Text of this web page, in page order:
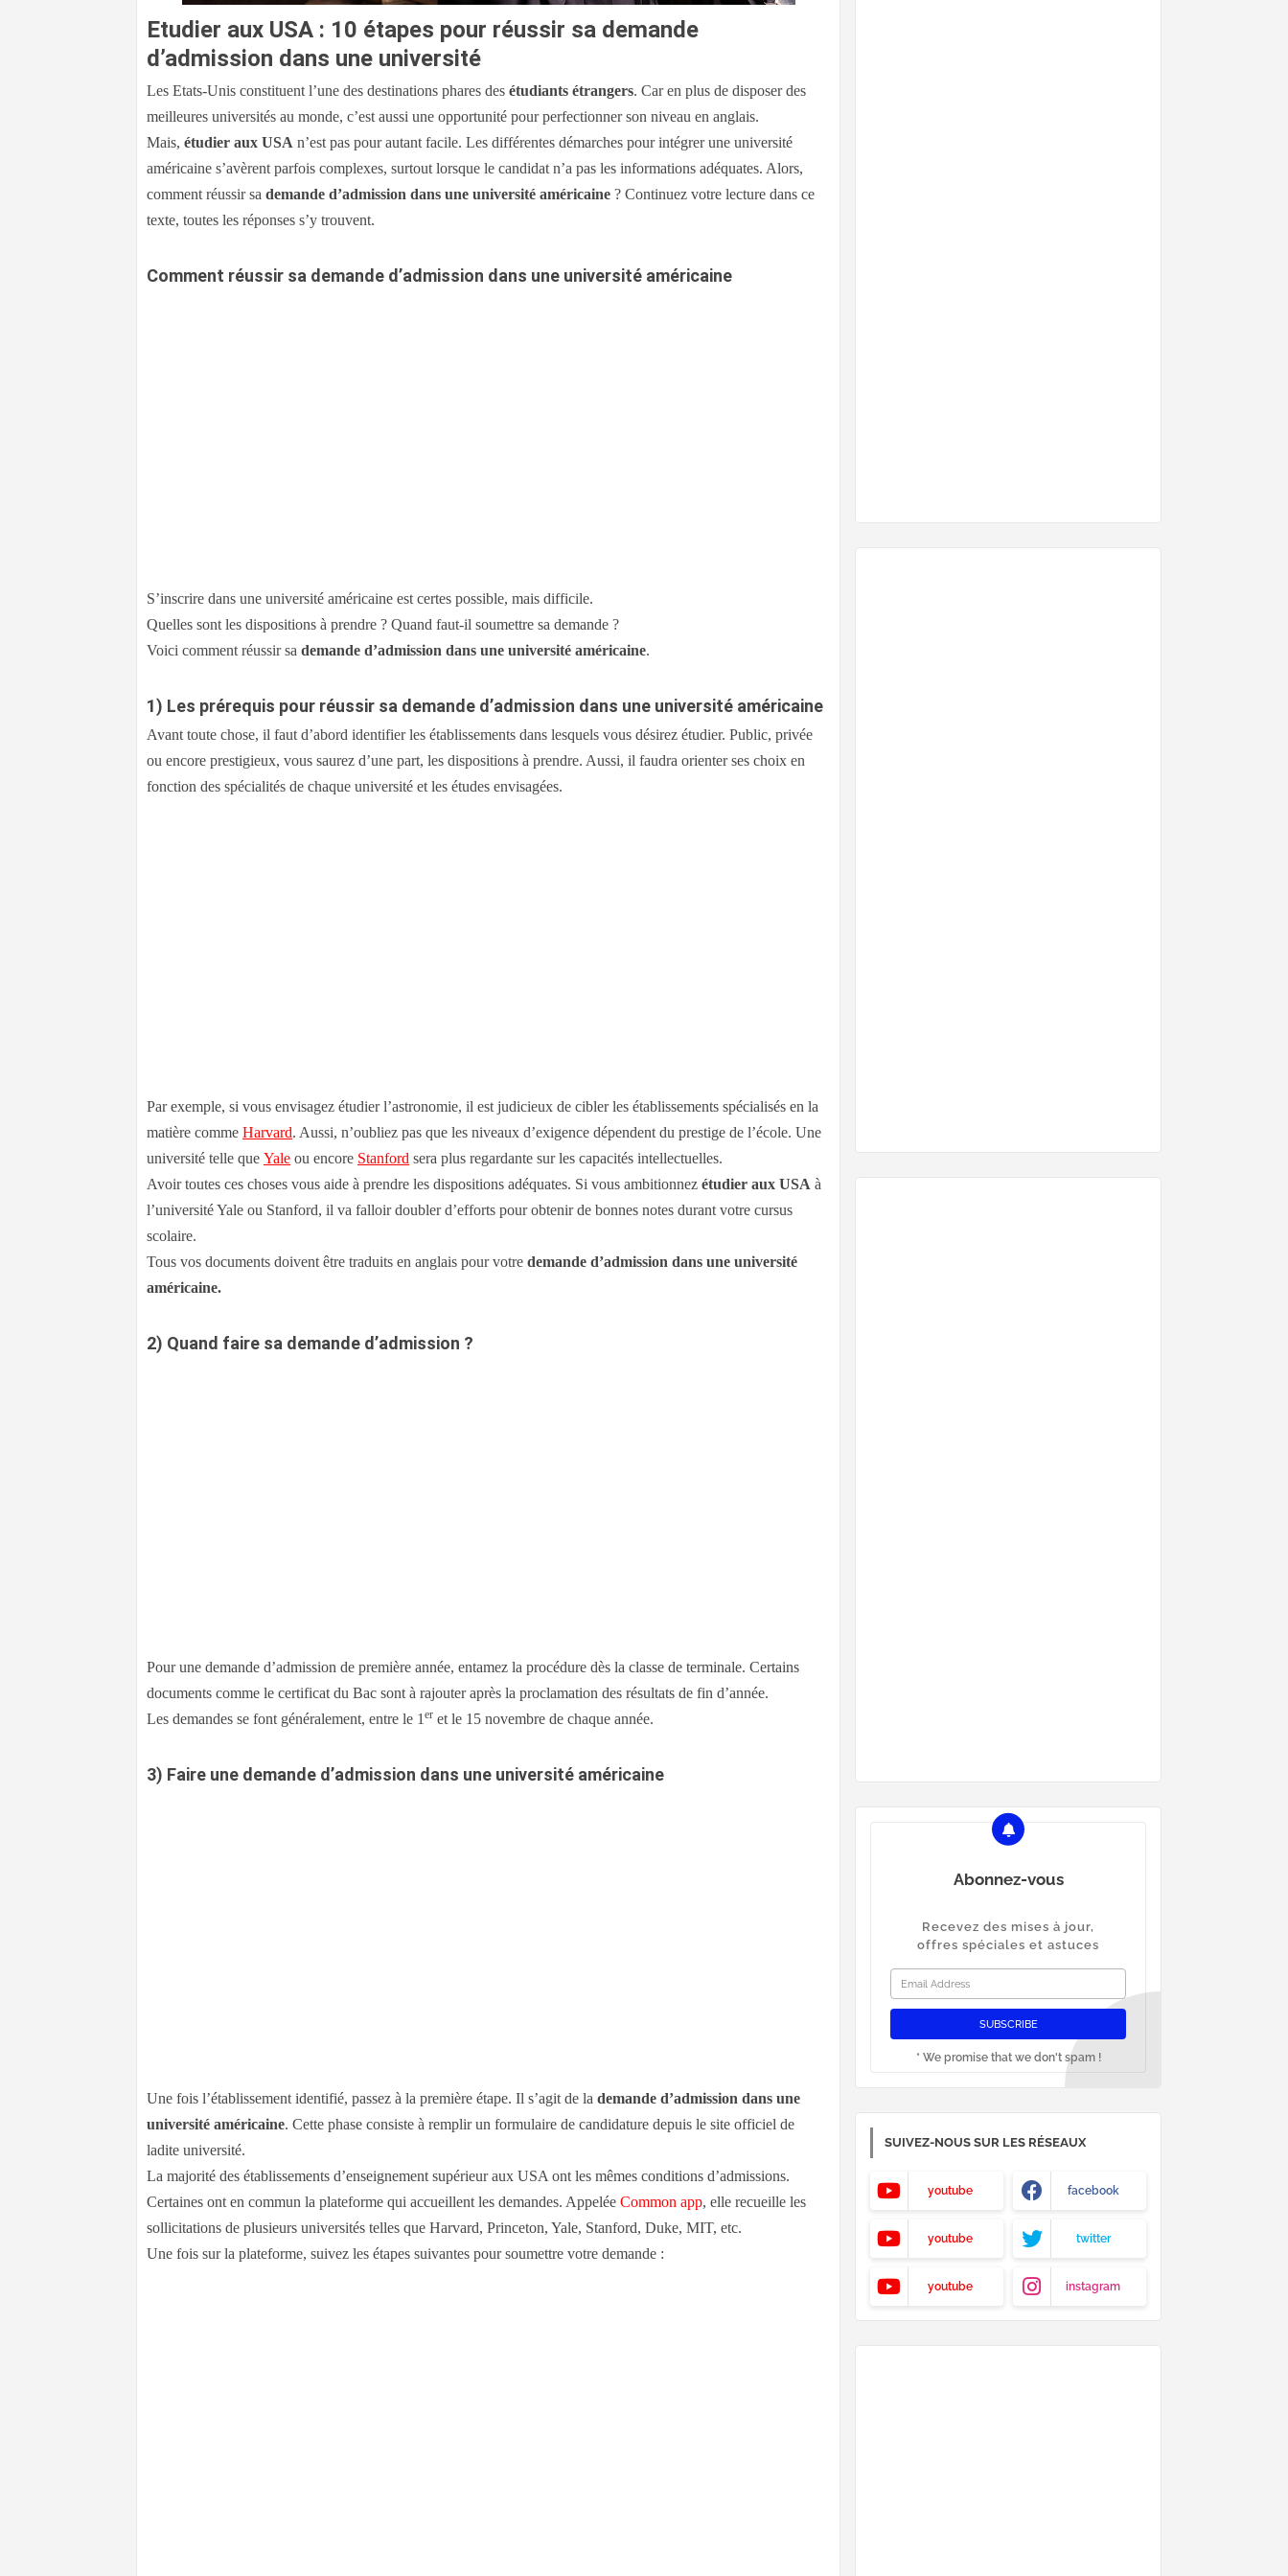
Etudier aux USA : 10 étapes pour réussir sa demande
d’admission dans une université
Les Etats-Unis constituent l’une des destinations phares des étudiants étrangers. Car en plus de disposer des
meilleures universités au monde, c’est aussi une opportunité pour perfectionner son niveau en anglais.
Mais, étudier aux USA n’est pas pour autant facile. Les différentes démarches pour intégrer une université
américaine s’avèrent parfois complexes, surtout lorsque le candidat n’a pas les informations adéquates. Alors,
comment réussir sa demande d’admission dans une université américaine ? Continuez votre lecture dans ce
texte, toutes les réponses s’y trouvent.
Comment réussir sa demande d’admission dans une université américaine
S’inscrire dans une université américaine est certes possible, mais difficile.
Quelles sont les dispositions à prendre ? Quand faut-il soumettre sa demande ?
Voici comment réussir sa demande d’admission dans une université américaine.
1) Les prérequis pour réussir sa demande d’admission dans une université américaine
Avant toute chose, il faut d’abord identifier les établissements dans lesquels vous désirez étudier. Public, privée
ou encore prestigieux, vous saurez d’une part, les dispositions à prendre. Aussi, il faudra orienter ses choix en
fonction des spécialités de chaque université et les études envisagées.
Par exemple, si vous envisagez étudier l’astronomie, il est judicieux de cibler les établissements spécialisés en la
matière comme Harvard. Aussi, n’oubliez pas que les niveaux d’exigence dépendent du prestige de l’école. Une
université telle que Yale ou encore Stanford sera plus regardante sur les capacités intellectuelles.
Avoir toutes ces choses vous aide à prendre les dispositions adéquates. Si vous ambitionnez étudier aux USA à
l’université Yale ou Stanford, il va falloir doubler d’efforts pour obtenir de bonnes notes durant votre cursus
scolaire.
Tous vos documents doivent être traduits en anglais pour votre demande d’admission dans une université
américaine.
2) Quand faire sa demande d’admission ?
Pour une demande d’admission de première année, entamez la procédure dès la classe de terminale. Certains
documents comme le certificat du Bac sont à rajouter après la proclamation des résultats de fin d’année.
Les demandes se font généralement, entre le 1 er et le 15 novembre de chaque année.
3) Faire une demande d’admission dans une université américaine
Une fois l’établissement identifié, passez à la première étape. Il s’agit de la demande d’admission dans une
université américaine. Cette phase consiste à remplir un formulaire de candidature depuis le site officiel de
ladite université.
La majorité des établissements d’enseignement supérieur aux USA ont les mêmes conditions d’admissions.
Certaines ont en commun la plateforme qui accueillent les demandes. Appelée Common app, elle recueille les
sollicitations de plusieurs universités telles que Harvard, Princeton, Yale, Stanford, Duke, MIT, etc.
Une fois sur la plateforme, suivez les étapes suivantes pour soumettre votre demande :
Abonnez-vous
Recevez des mises à jour,
offres spéciales et astuces
* We promise that we don't spam !
SUIVEZ-NOUS SUR LES RÉSEAUX
youtube facebook
youtube twitter
youtube instagram